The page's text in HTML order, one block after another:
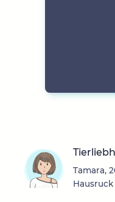
Tamara,
Hausruck